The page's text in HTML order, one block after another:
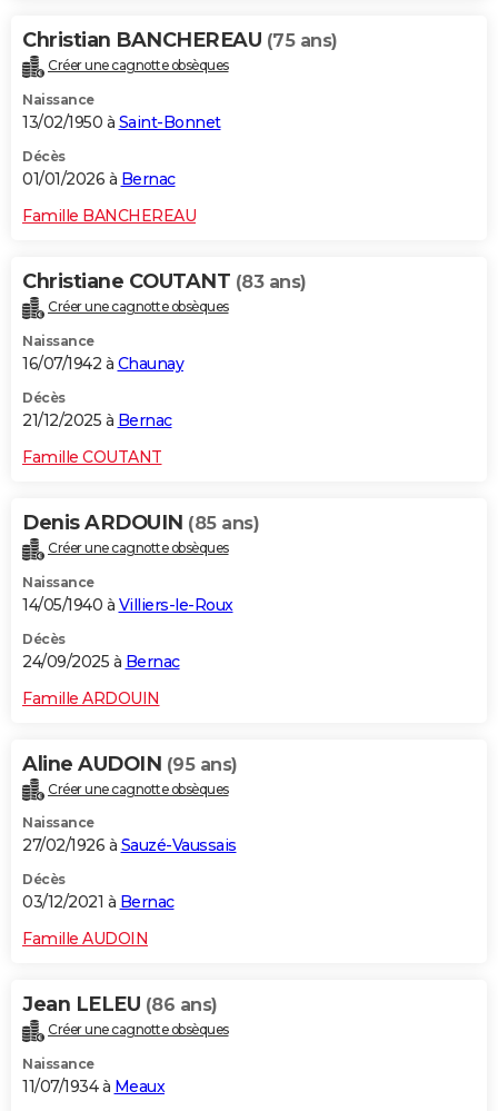
Carte de Noël
Carte Bonne année
Carte Saint-Valentin
Carte Pâques
Carte d'anniversaire
DICTIONNAIRE
Dictionnaire
Biographies
Citations
Expressions
Proverbes
PROGRAMME TV
S'inscrire
Se connecter
Lycées
Collèges
Primaires
Universités
Entreprises
Service militaire
Avis de recherche
AVIS DE DÉCÈS
FORUM
Bricolage
Lifestyle
Culture
Sport
Auto
Television
Voyage
Cinema
Christian BANCHEREAU (75 ans)
Créer une cagnotte obsèques
Naissance
13/02/1950 à Saint-Bonnet
Décès
01/01/2026 à Bernac
Famille BANCHEREAU
Christiane COUTANT (83 ans)
Créer une cagnotte obsèques
Naissance
16/07/1942 à Chaunay
Décès
21/12/2025 à Bernac
Famille COUTANT
Denis ARDOUIN (85 ans)
Créer une cagnotte obsèques
Naissance
14/05/1940 à Villiers-le-Roux
Décès
24/09/2025 à Bernac
Famille ARDOUIN
Aline AUDOIN (95 ans)
Créer une cagnotte obsèques
Naissance
27/02/1926 à Sauzé-Vaussais
Décès
03/12/2021 à Bernac
Famille AUDOIN
Jean LELEU (86 ans)
Créer une cagnotte obsèques
Naissance
11/07/1934 à Meaux